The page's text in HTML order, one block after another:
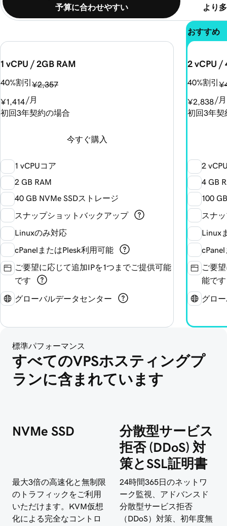
予算に合わせやすい
より
1 vCPU / 2GB RAM
40%割引¥2,357
¥1,414 /月
初回3年契約の場合
今すぐ購入
1 vCPUコア
2 GB RAM
40 GB NVMe SSDストレージ
スナップショットバックアップ
Linuxのみ対応
cPanelまたはPlesk利用可能
ご要望に応じて追加IPを1つまでご提供可能
です
グローバルデータセンター
おすすめ
2 vCPU /
40%割引
¥2,838 /月
初回3年契
2
4 GB
100
スナ
Linux
ご要
能です
グロ
標準パフォーマンス
すべてのVPSホスティングプ
ランに含まれています
NVMe SSD
最大3倍の高速化と無制限
のトラフィックをご利用
いただけます。KVM仮想
化による完全なコントロ
分散型サービス
拒否 (DDoS) 対
策とSSL証明書
24時間365日のネットワ
ーク監視、アドバンスド
分散型サービス拒否
（DDoS）対策、初年度無